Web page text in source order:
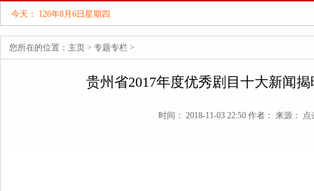
今天： 126年8月6日星期四
您所在的位置： 主页 > 专题专栏 >
贵州省2017年度优秀剧目十大新闻
时间： 2018-11-03 22:50 作者： 来源：